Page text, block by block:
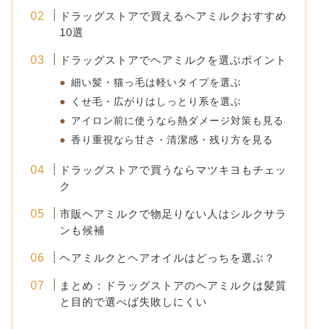
ドラッグストアで買えるヘアミルクおすすめ
10選
ドラッグストアでヘアミルクを選ぶポイント
細い髪・猫っ毛は軽いタイプを選ぶ
くせ毛・広がりはしっとり系を選ぶ
アイロン前に使うなら熱ダメージ対策も見る
香り重視なら甘さ・清潔感・残り方を見る
ドラッグストアで買うならマツキヨもチェッ
ク
市販ヘアミルクで物足りない人はシルクサラ
ンも候補
ヘアミルクとヘアオイルはどっちを選ぶ？
まとめ：ドラッグストアのヘアミルクは髪質
と目的で選べば失敗しにくい